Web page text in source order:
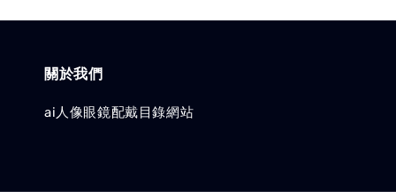
關於我們
ai人像眼鏡配戴目錄網站